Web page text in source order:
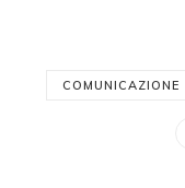
COMUNICAZIONE